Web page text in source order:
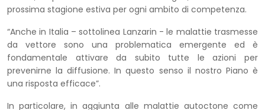
prossima stagione estiva per ogni ambito di competenza.
“Anche in Italia – sottolinea Lanzarin - le malattie trasmesse
da vettore sono una problematica emergente ed è
fondamentale attivare da subito tutte le azioni per
prevenirne la diffusione. In questo senso il nostro Piano è
una risposta efficace”.
In particolare, in aggiunta alle malattie autoctone come